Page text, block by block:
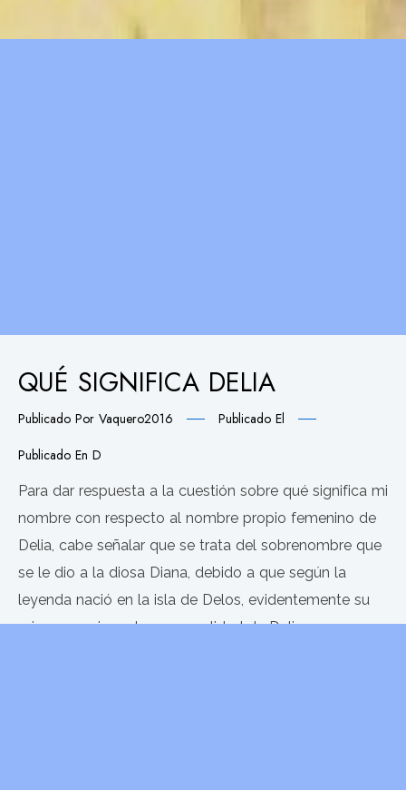
QUÉ SIGNIFICA DELIA
Publicado Por Vaquero2016
Publicado El
Publicado En D
Para dar respuesta a la cuestión sobre qué significa mi
nombre con respecto al nombre propio femenino de
Delia, cabe señalar que se trata del sobrenombre que
se le dio a la diosa Diana, debido a que según la
leyenda nació en la isla de Delos, evidentemente su
origen es griego. La personalidad de Delia